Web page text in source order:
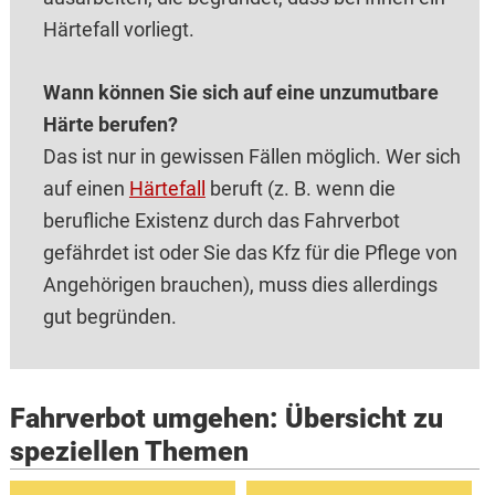
Härtefall vorliegt.
Wann können Sie sich auf eine unzumutbare
Härte berufen?
Das ist nur in gewissen Fällen möglich. Wer sich
auf einen Härtefall
beruft (z. B. wenn die
berufliche Existenz durch das Fahrverbot
gefährdet ist oder Sie das Kfz für die Pflege von
Angehörigen brauchen), muss dies allerdings
gut begründen.
Fahrverbot umgehen: Übersicht zu
speziellen Themen